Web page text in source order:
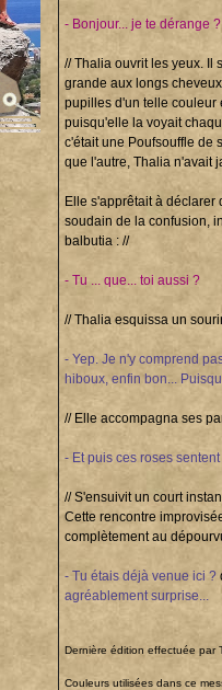
- Bonjour... je te dérange ?
// Thalia ouvrit les yeux. Il
grande aux longs
pupilles d'un telle couleur
puisqu'elle la voyait
c'était une Poufsouffle de
que l'autre, Thalia n'avait
Elle s'apprêtait à
soudain de la confusion,
balbutia : //
- Tu ... que... toi aussi ?
// Thalia esquissa un
- Yep. Je n'y comprend
hiboux, enfin bon...
// Elle accompagna ses
- Et puis ces roses
// S'ensuivit un court
Cette rencontre
complètement au
- Tu étais déjà venue ici ?
agréablement surprise...
Dernière édition effectuée par
Couleurs utilisées dans ce